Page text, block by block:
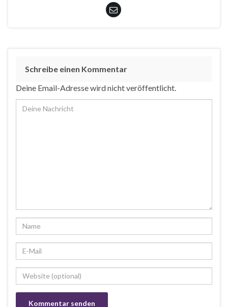
Schreibe einen Kommentar
Deine Email-Adresse wird nicht veröffentlicht.